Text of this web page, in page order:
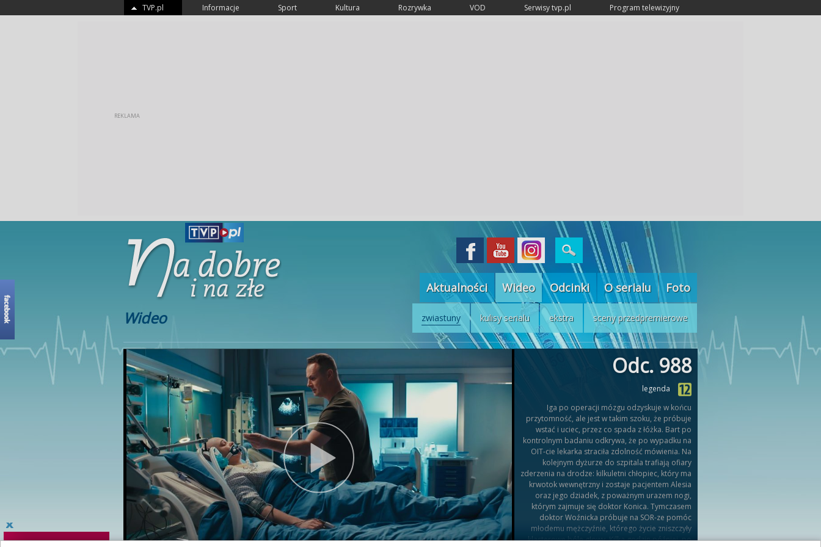
TVP.pl Informacje Sport Kultura Rozrywka VOD Serwisy tvp.pl Program telewizyjny
Aktualności Wideo Odcinki O serialu Foto
Wideo sceny przedpremierowe
ekstra
kulisy serialu
zwiastuny
Odc. 988
legenda
Iga po operacji mózgu odzyskuje w końcu
przytomność, ale jest w takim szoku, że próbuje
wstać i uciec, przez co spada z łóżka. Bart po
kontrolnym badaniu odkrywa, że po wypadku na
OIT-cie lekarka straciła zdolność mówienia. Na
kolejnym dyżurze do szpitala trafiają ofiary
zderzenia na drodze: kilkuletni chłopiec, który ma
krwotok wewnętrzny i zostaje pacjentem Alesia
oraz jego dziadek, z poważnym urazem nogi,
którym zajmuje się doktor Konica. Tymczasem
doktor Woźnicka próbuje na SOR-ze pomóc
młodemu mężczyźnie, którego życie zniszczyły
klasterowe bóle głowy. Kilka godzin później, po